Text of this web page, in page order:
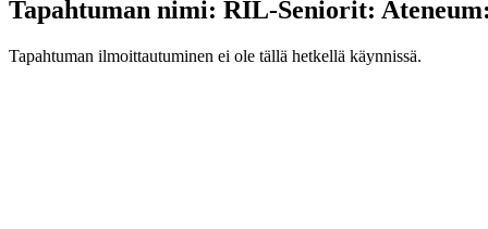
Tapahtuman nimi: RIL-Seniorit:
Tapahtuman ilmoittautuminen ei ole tällä hetkellä käynnissä.